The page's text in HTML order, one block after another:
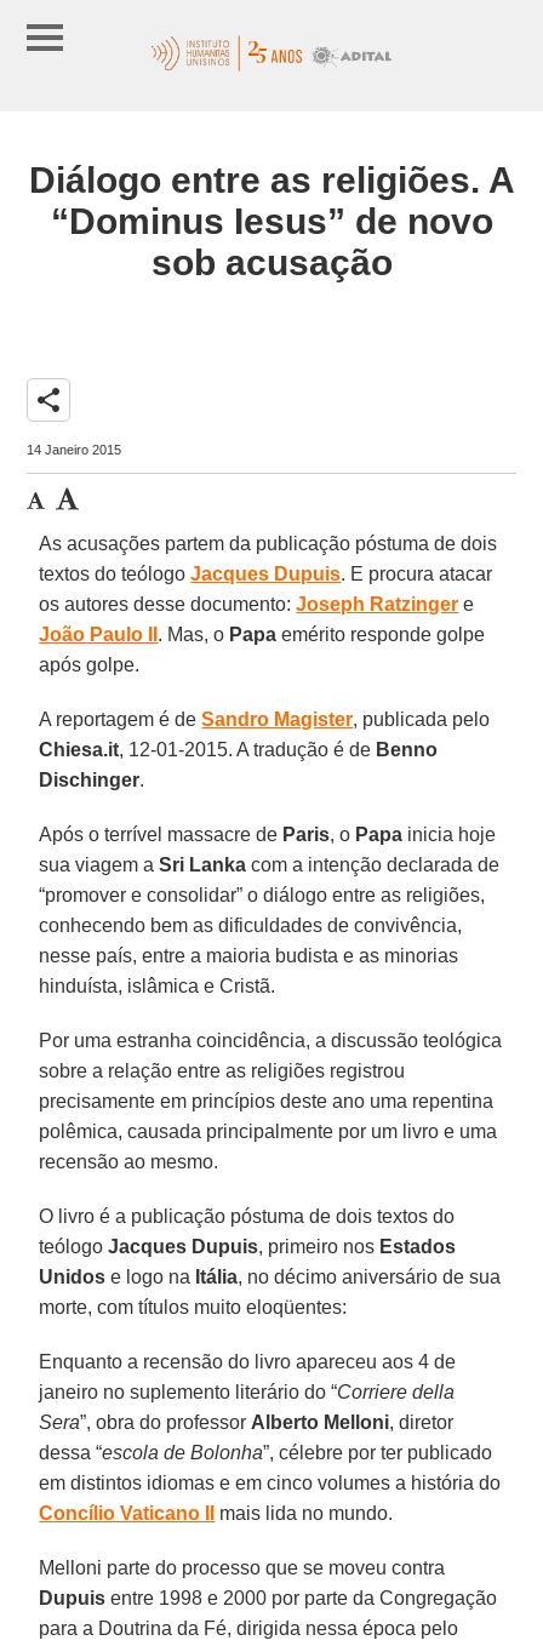
Diálogo entre as religiões. A
“Dominus Iesus” de novo
sob acusação
share
14 Janeiro 2015
As acusações partem da publicação póstuma de dois
textos do teólogoJacques Dupuis. E procura atacar
os autores desse documento:Joseph Ratzinger e
João Paulo II . Mas, o Papa emérito responde golpe
após golpe.
A reportagem é deSandro Magister, publicada pelo
Chiesa.it, 12-01-2015. A tradução é de Benno
Dischinger.
Após o terrível massacre de Paris, o Papa inicia hoje
sua viagem aSri Lanka com a intenção declarada de
“promover e consolidar” o diálogo entre as religiões,
conhecendo bem as dificuldades de convivência,
nesse país, entre a maioria budista e as minorias
hinduísta, islâmica e Cristã.
Por uma estranha coincidência, a discussão teológica
sobre a relação entre as religiões registrou
precisamente em princípios deste ano uma repentina
polêmica, causada principalmente por um livro e uma
recensão ao mesmo.
O livro é a publicação póstuma de dois textos do
teólogoJacques Dupuis, primeiro nos Estados
Unidos e logo na Itália, no décimo aniversário de sua
morte, com títulos muito eloqüentes:
Enquanto a recensão do livro apareceu aos 4 de
janeiro no suplemento literário do “Corriere della
Sera”, obra do professor Alberto Melloni, diretor
dessa “escola de Bolonha”, célebre por ter publicado
em distintos idiomas e em cinco volumes a história do
Concílio Vaticano II
mais lida no mundo.
Melloni parte do processo que se moveu contra
Dupuis entre 1998 e 2000 por parte da Congregação
para a Doutrina da Fé, dirigida nessa época pelo